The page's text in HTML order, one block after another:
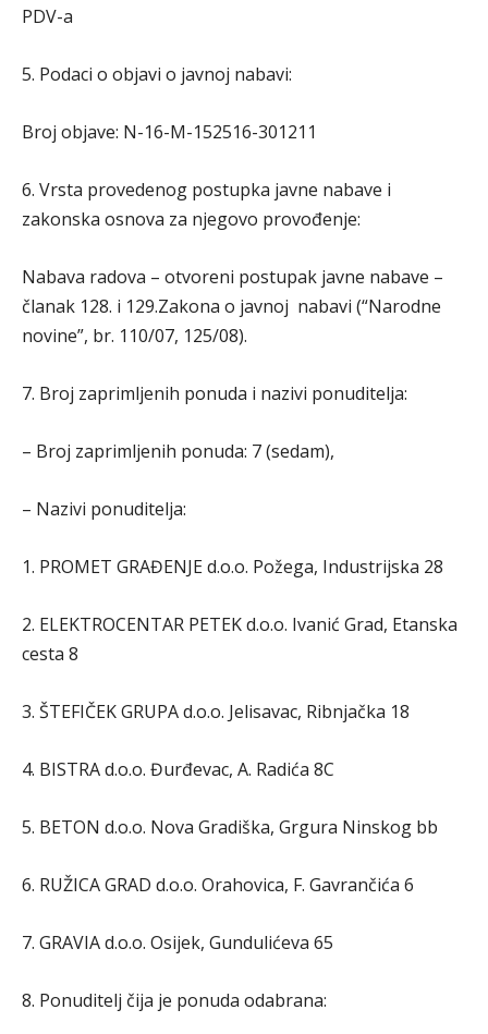
PDV-a
5. Podaci o objavi o javnoj nabavi:
Broj objave: N-16-M-152516-301211
6. Vrsta provedenog postupka javne nabave i
zakonska osnova za njegovo provođenje:
Nabava radova – otvoreni postupak javne nabave –
članak 128. i 129.Zakona o javnoj nabavi (“Narodne
novine”, br. 110/07, 125/08).
7. Broj zaprimljenih ponuda i nazivi ponuditelja:
– Broj zaprimljenih ponuda: 7 (sedam),
– Nazivi ponuditelja:
1. PROMET GRAĐENJE d.o.o. Požega, Industrijska 28
2. ELEKTROCENTAR PETEK d.o.o. Ivanić Grad, Etanska
cesta 8
3. ŠTEFIČEK GRUPA d.o.o. Jelisavac, Ribnjačka 18
4. BISTRA d.o.o. Đurđevac, A. Radića 8C
5. BETON d.o.o. Nova Gradiška, Grgura Ninskog bb
6. RUŽICA GRAD d.o.o. Orahovica, F. Gavrančića 6
7. GRAVIA d.o.o. Osijek, Gundulićeva 65
8. Ponuditelj čija je ponuda odabrana: